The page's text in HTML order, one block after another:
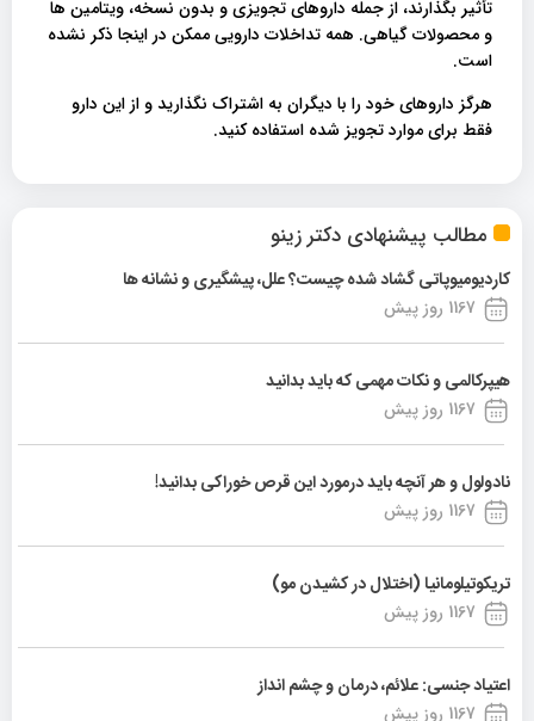
مطالب پیشنهادی دکتر زینو
کاردیومیوپاتی گشاد شده چیست؟ علل، پیشگیری و نشانه ها
1167 روز پیش
هیپرکالمی و نکات مهمی که باید بدانید
1167 روز پیش
نادولول و هر آنچه باید درمورد این قرص خوراکی بدانید!
1167 روز پیش
تریکوتیلومانیا (اختلال در کشیدن مو)
1167 روز پیش
اعتیاد جنسی: علائم، درمان و چشم انداز
1167 روز پیش
تأثیر بگذارند، از جمله داروهای تجویزی و بدون نسخه، ویتامین ها
و محصولات گیاهی. همه تداخلات دارویی ممکن در اینجا ذکر نشده
است.
هرگز داروهای خود را با دیگران به اشتراک نگذارید و از این دارو
فقط برای موارد تجویز شده استفاده کنید.